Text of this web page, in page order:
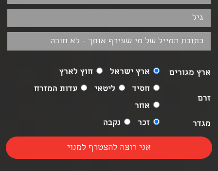
ארץ מגורים ארץ ישראל חוץ לארץ
זרם
חסיד ליטאי
עדות המזרח
אחר
מגדר
זכר נקבה